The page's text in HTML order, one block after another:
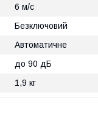
6 м/с
Безключовий
Автоматичне
до 90 дБ
1,9 кг